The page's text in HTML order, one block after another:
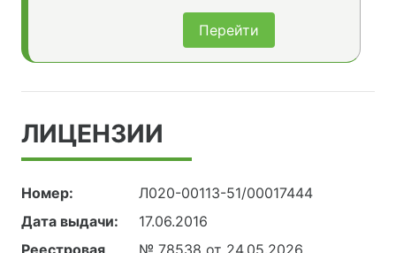
Перейти
ЛИЦЕНЗИИ
Номер:
Л020-00113-51/00017444
Дата выдачи:
17.06.2016
Реестровая
№ 78538 от 24.05.2026